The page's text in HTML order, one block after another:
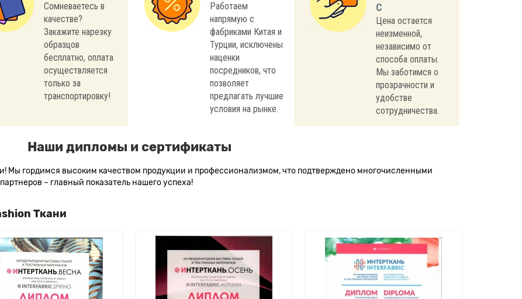
Сомневаетесь в
качестве?
Закажите нарезку
образцов
бесплатно, оплата
осуществляется
только за
транспортировку!
Работаем
напрямую с
фабриками Китая и
Турции, исключены
наценки
посредников, что
позволяет
предлагать лучшие
условия на рынке.
С
Цена остается
неизменной,
независимо от
способа оплаты.
Мы заботимся о
прозрачности и
удобстве
сотрудничества.
Наши дипломы и сертификаты
Мы гордимся высоким качеством продукции и профессионализмом, что подтверждено многочисленными
– главный показатель нашего успеха!
Ткани